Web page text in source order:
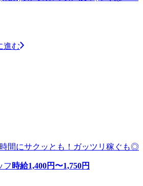
進む
時間にサクッとも！ガッツリ稼ぐも◎
フ 時給1,400円〜1,750円